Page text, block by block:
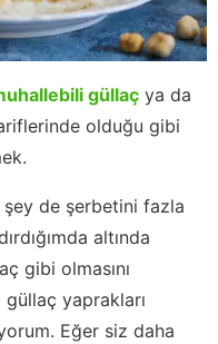
güllaç ya da
olduğu gibi
de şerbetini fazla
altında
gibi olmasını
yaprakları
Eğer siz daha